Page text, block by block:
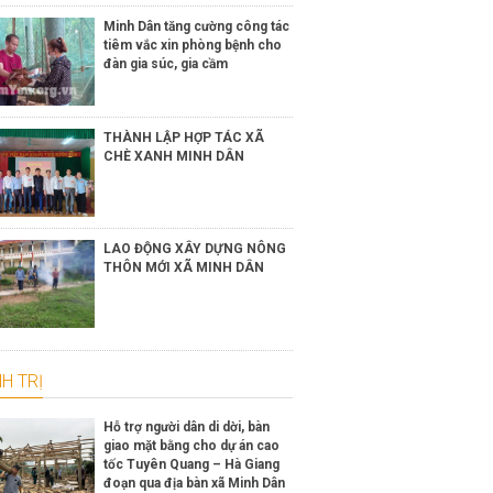
Minh Dân tăng cường công tác
tiêm vắc xin phòng bệnh cho
đàn gia súc, gia cầm
THÀNH LẬP HỢP TÁC XÃ
CHÈ XANH MINH DÂN
LAO ĐỘNG XÂY DỰNG NÔNG
THÔN MỚI XÃ MINH DÂN
TRỊ
Hỗ trợ người dân di dời, bàn
giao mặt bằng cho dự án cao
tốc Tuyên Quang – Hà Giang
đoạn qua địa bàn xã Minh Dân